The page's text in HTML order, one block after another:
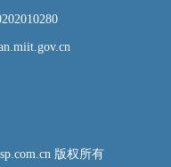
版权所有